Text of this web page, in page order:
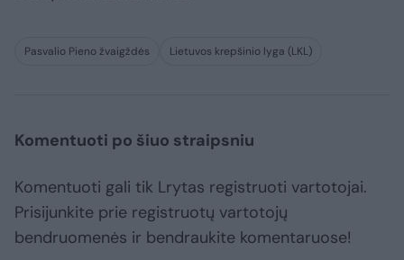
Pasvalio Pieno žvaigždės Lietuvos krepšinio lyga (LKL)
Komentuoti po šiuo straipsniu
Komentuoti gali tik Lrytas registruoti vartotojai.
Prisijunkite prie registruotų vartotojų
bendruomenės ir bendraukite komentaruose!